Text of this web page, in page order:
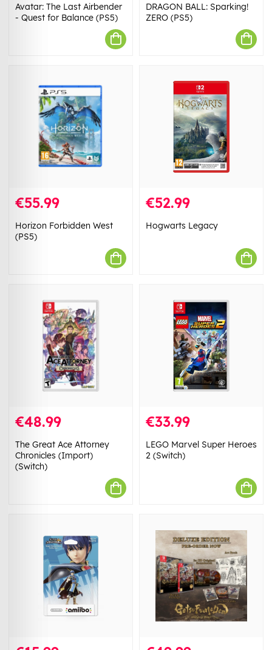
Avatar: The Last Airbender
- Quest for Balance (PS5)
DRAGON BALL: Sparking!
ZERO (PS5)
€55.99
Horizon Forbidden West
(PS5)
€52.99
Hogwarts Legacy
€48.99
The Great Ace Attorney
Chronicles (Import)
(Switch)
€33.99
LEGO Marvel Super Heroes
2 (Switch)